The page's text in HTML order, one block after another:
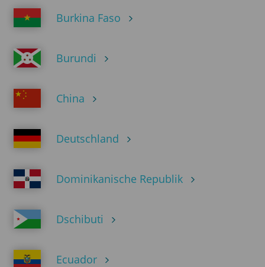
Burkina Faso
Burundi
China
Deutschland
Dominikanische Republik
Dschibuti
Ecuador